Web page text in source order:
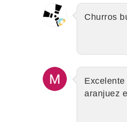
Churros
aranjuez